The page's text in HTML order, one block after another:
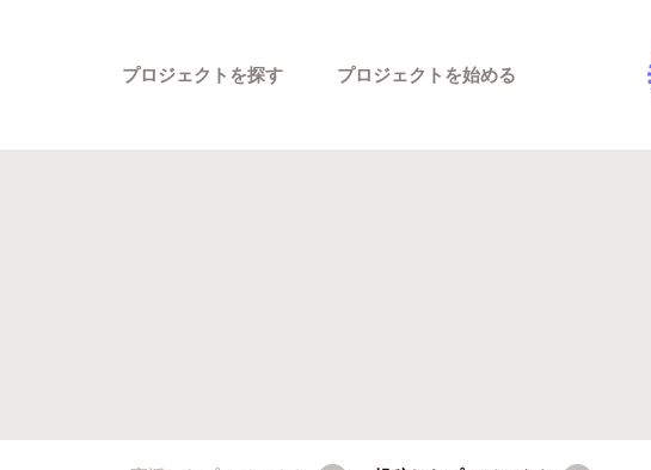
プロジェクトを探す プロジェクトを始める